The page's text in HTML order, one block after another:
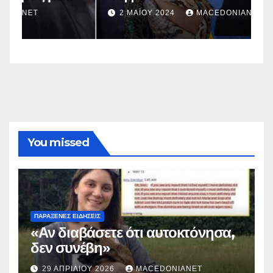
2 ΜΑΪ́ΟΥ 2024 MACEDONIANET
You missed
ΠΑΡΆΞΕΝΕΣ ΕΙΔΉΣΕΙΣ
«Αν διαβάσετε ότι αυτοκτόνησα,
δεν συνέβη»
29 ΑΠΡΙΛΊΟΥ 2026 MACEDONIANET